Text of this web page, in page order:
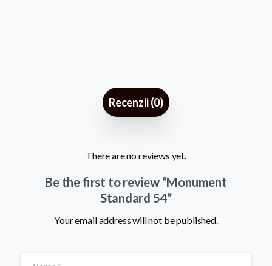
Recenzii (0)
There are no reviews yet.
Be the first to review “Monument
Standard 54”
Your email address will not be published.